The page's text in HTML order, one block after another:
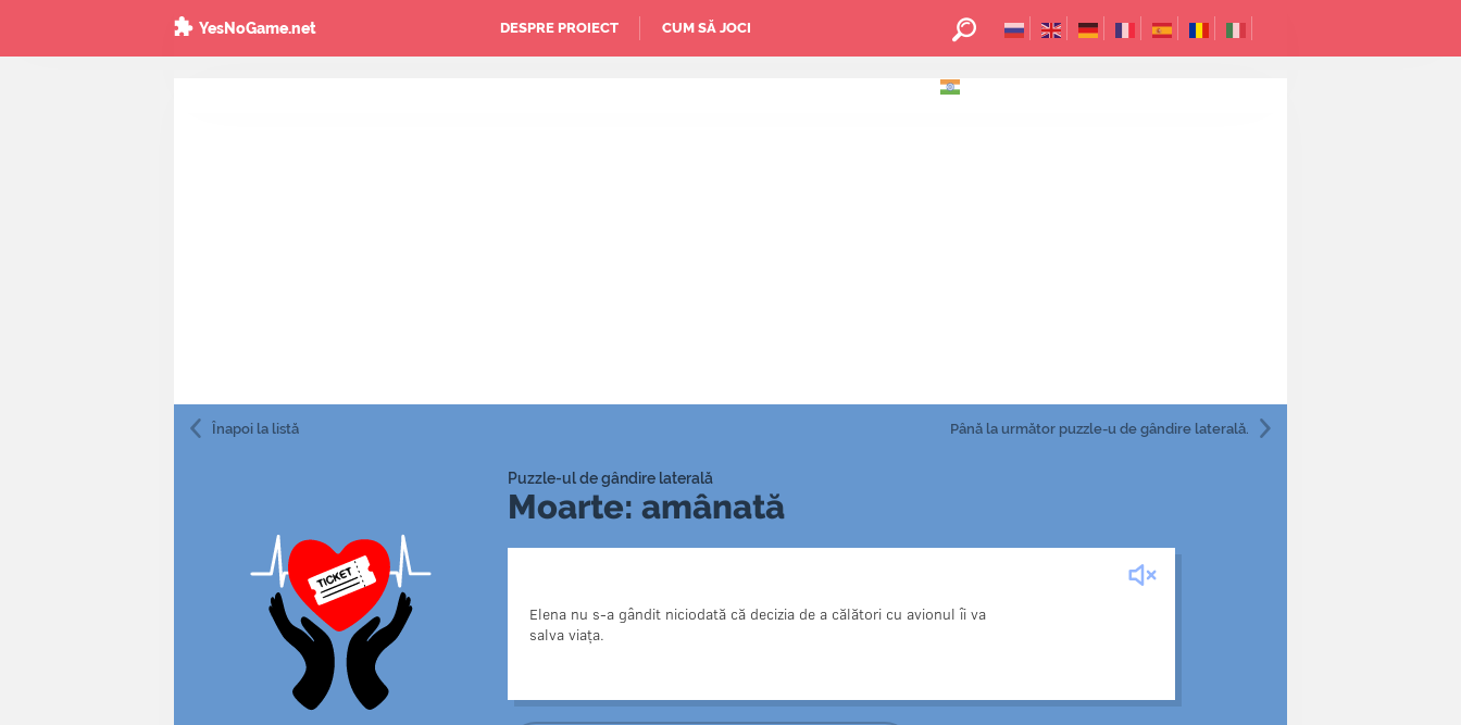
DESPRE PROIECT CUM SĂ JOCI
YesNoGame.net
Înapoi la listă Până la următor puzzle-u de gândire laterală.
Puzzle-ul de gândire laterală
Moarte: amânată
Elena nu s-a gândit niciodată că decizia de a călători cu avionul îi va
salva viața.
Cu câteva zile în urmă, Elena a suferit o operație. Înainte să se îmbarce în avion, a
trecut prin detectorul de metale, care însă bipăia chiar dacă Elena își scosese toate
accesoriile de metal. După o ecografie, s-a descoperit un bisturiu lăsat din greşeală